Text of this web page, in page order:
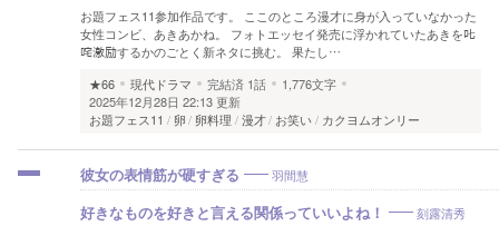
お題フェス11参加作品です。 ここのところ漫才に身が入っていなかった
女性コンビ、あきあかね。 フォトエッセイ発売に浮かれていたあきを𠮟
咤激励するかのごとく新ネタに挑む。 果たし…
★66
現代ドラマ 完結済 1話
1,776文字
2025年12月28日 22:13 更新
お題フェス11
卵 卵料理 漫才 お笑い カクヨムオンリー
彼女の表情筋が硬すぎる 羽間慧
好きなものを好きと言える関係っていいよね！ 刻露清秀